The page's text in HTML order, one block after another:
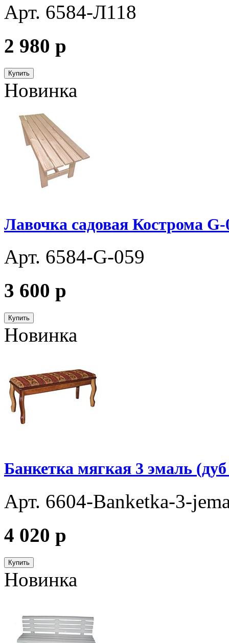
Арт. 6584-Л118
2 980 p
Купить
Новинка
Лавочка садовая Кострома G-
Арт. 6584-G-059
3 600 p
Купить
Новинка
Банкетка мягкая 3 эмаль
Арт. 6604-Banketka-3-
4 020 p
Купить
Новинка